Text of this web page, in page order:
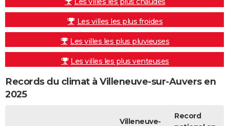
Les villes les plus froides
Les villes les plus pluvieuses
Les villes les plus venteuses
Records du climat à Villeneuve-sur-Auvers en
2025
Villeneuve-
Record